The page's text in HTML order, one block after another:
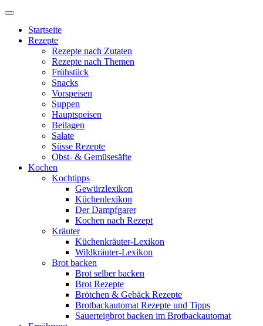
Startseite
Rezepte
Rezepte nach Zutaten
Rezepte nach Themen
Frühstück
Snacks
Vorspeisen
Suppen
Hauptspeisen
Beilagen
Salate
Süsse Rezepte
Obst- & Gemüsesäfte
Kochen
Kochtipps
Gewürzlexikon
Küchenlexikon
Der Dampfgarer
Kochen nach Rezept
Kräuter
Küchenkräuter-Lexikon
Wildkräuter-Lexikon
Brot backen
Brot selber backen
Brot Rezepte
Brötchen & Gebäck Rezepte
Brotbackautomat Rezepte und Tipps
Sauerteigbrot backen im Brotbackautomat